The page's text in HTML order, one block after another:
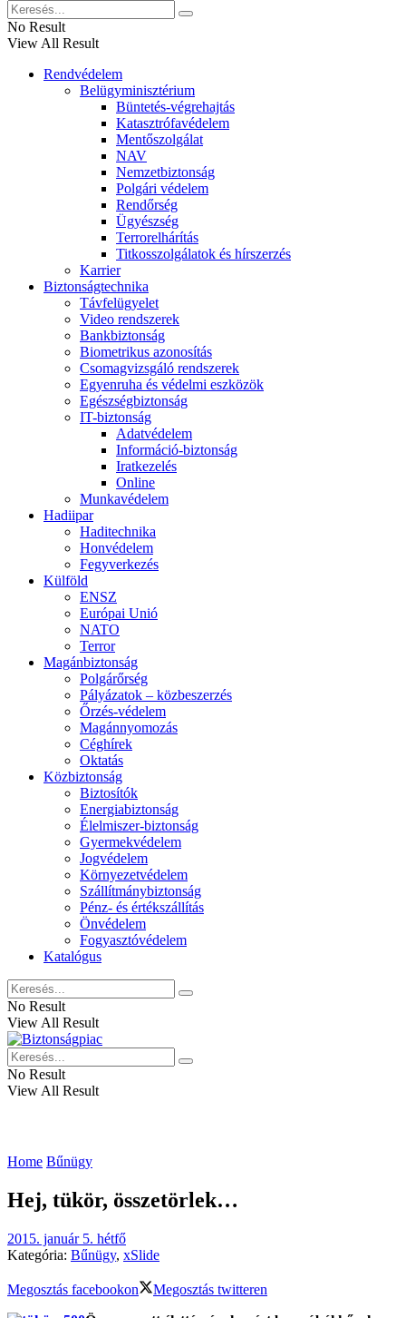
No Result
View All Result
Rendvédelem
Belügyminisztérium
Büntetés-végrehajtás
Katasztrófavédelem
Mentőszolgálat
NAV
Nemzetbiztonság
Polgári védelem
Rendőrség
Ügyészség
Terrorelhárítás
Titkosszolgálatok és hírszerzés
Karrier
Biztonságtechnika
Távfelügyelet
Video rendszerek
Bankbiztonság
Biometrikus azonosítás
Csomagvizsgáló rendszerek
Egyenruha és védelmi eszközök
Egészségbiztonság
IT-biztonság
Adatvédelem
Információ-biztonság
Iratkezelés
Online
Munkavédelem
Hadiipar
Haditechnika
Honvédelem
Fegyverkezés
Külföld
ENSZ
Európai Unió
NATO
Terror
Magánbiztonság
Polgárőrség
Pályázatok – közbeszerzés
Őrzés-védelem
Magánnyomozás
Céghírek
Oktatás
Közbiztonság
Biztosítók
Energiabiztonság
Élelmiszer-biztonság
Gyermekvédelem
Jogvédelem
Környezetvédelem
Szállítmánybiztonság
Pénz- és értékszállítás
Önvédelem
Fogyasztóvédelem
Katalógus
No Result
View All Result
No Result
View All Result
Home Bűnügy
Hej, tükör, összetörlek…
2015. január 5. hétfő
Kategória: Bűnügy, xSlide
Megosztás facebookon
Megosztás twitteren